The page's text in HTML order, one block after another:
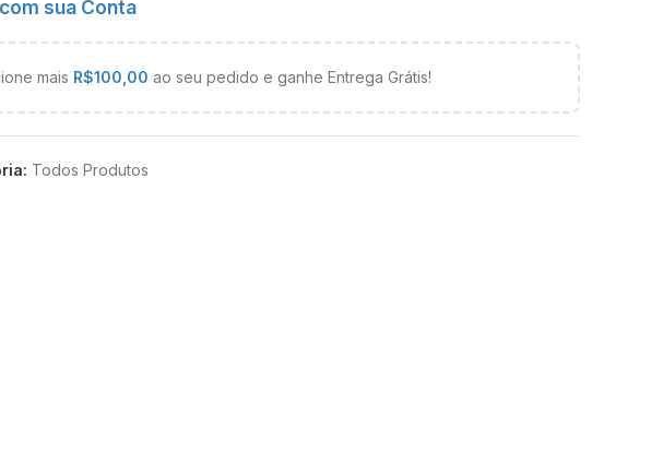
sua Conta
mais R$100,00 ao seu pedido e ganhe Entrega Grátis!
Todos Produtos